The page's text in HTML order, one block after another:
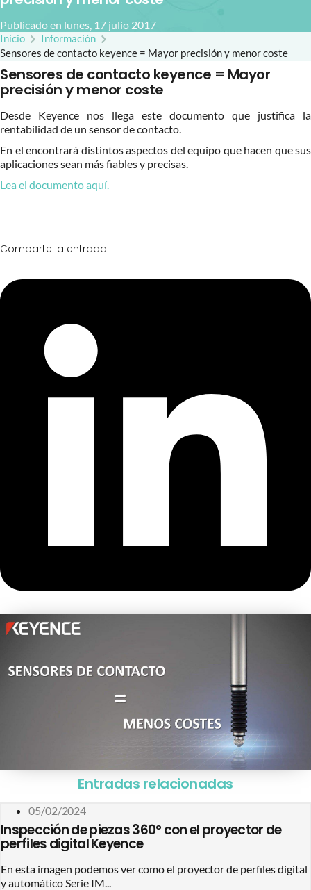
Publicado en lunes, 17 julio 2017
Inicio
Información
Sensores de contacto keyence = Mayor precisión y menor coste
Sensores de contacto keyence = Mayor
precisión y menor coste
Desde Keyence nos llega este documento que justifica la
rentabilidad de un sensor de contacto.
En el encontrará distintos aspectos del equipo que hacen que sus
aplicaciones sean más fiables y precisas.
Lea el documento aquí.
Comparte la entrada
Entradas relacionadas
05/02/2024
Inspección de piezas 360º con el proyector de
perfiles digital Keyence
En esta imagen podemos ver como el proyector de perfiles digital
y automático Serie IM...